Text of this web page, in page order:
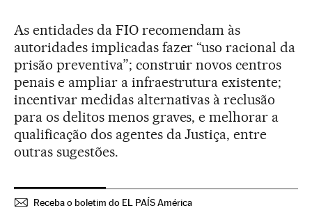
As entidades da FIO recomendam às
autoridades implicadas fazer “uso racional da
prisão preventiva”; construir novos centros
penais e ampliar a infraestrutura existente;
incentivar medidas alternativas à reclusão
para os delitos menos graves, e melhorar a
qualificação dos agentes da Justiça, entre
outras sugestões.
Receba o boletim do EL PAÍS América